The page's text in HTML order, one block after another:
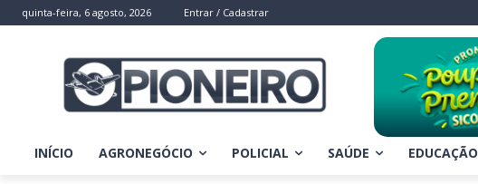
quinta-feira, 6 agosto, 2026 Entrar / Cadastrar
INÍCIO AGRONEGÓCIO POLICIAL SAÚDE EDUCAÇÃO